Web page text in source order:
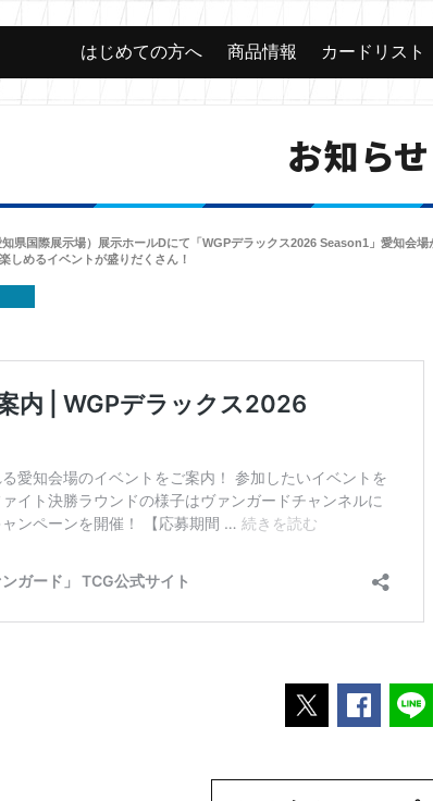
はじめての方へ 商品情報 カードリスト
お知らせ
県国際展示場）展示ホールDにて「WGPデラックス2026 Season1」愛知会
しめるイベントが盛りだくさん！
ポストする